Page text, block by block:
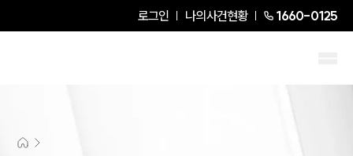
로그인 나의사건현황 1660-0125